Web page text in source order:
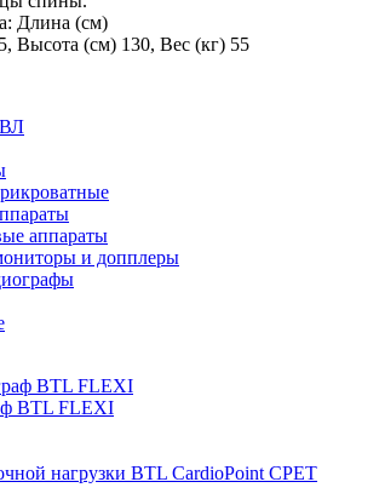
Длина (см)
Высота (см) 130, Вес (кг) 55
аппараты
и допплеры
BTL FLEXI
нагрузки BTL CardioPoint CPET